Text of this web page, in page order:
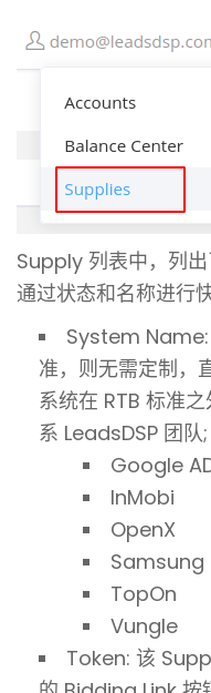
Supply 列表中，列
通过状态和名称进行
System Name:
准，则无需定制，
系统在 RTB 标准
系 LeadsDSP 团队
Google
InMobi
OpenX
Samsung
TopOn
Vungle
Token: 该